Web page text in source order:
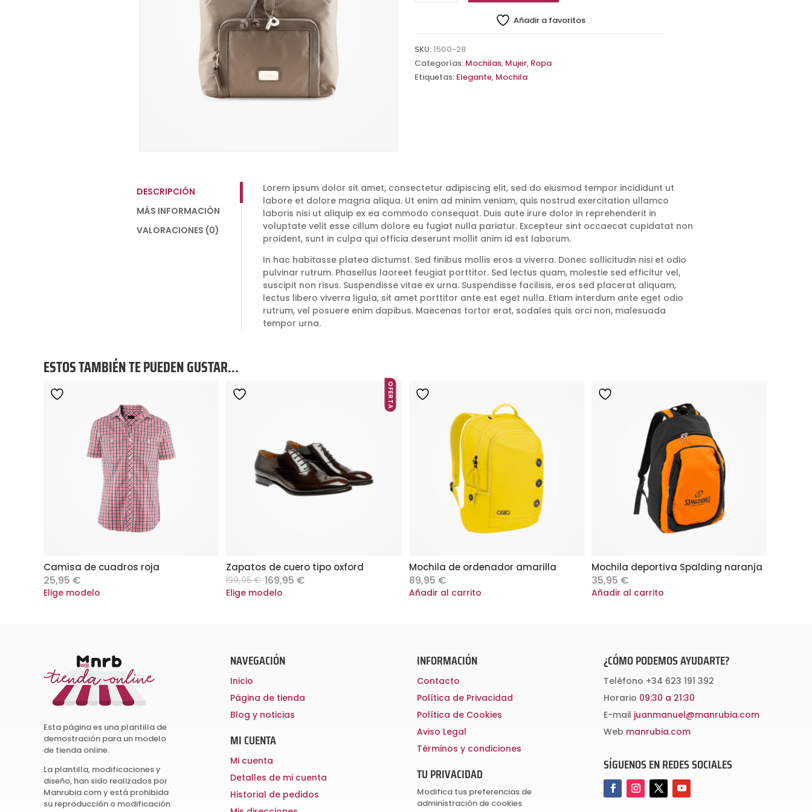
Añadir a favoritos
SKU: 1500-28
Categorías: Mochilas, Mujer, Ropa
Etiquetas: Elegante, Mochila
DESCRIPCIÓN
MÁS INFORMACIÓN
VALORACIONES (0)
Lorem ipsum dolor sit amet, consectetur adipiscing elit, sed do eiusmod tempor incididunt ut
labore et dolore magna aliqua. Ut enim ad minim veniam, quis nostrud exercitation ullamco
laboris nisi ut aliquip ex ea commodo consequat. Duis aute irure dolor in reprehenderit in
voluptate velit esse cillum dolore eu fugiat nulla pariatur. Excepteur sint occaecat cupidatat non
proident, sunt in culpa qui officia deserunt mollit anim id est laborum.
In hac habitasse platea dictumst. Sed finibus mollis eros a viverra. Donec sollicitudin nisi et odio
pulvinar rutrum. Phasellus laoreet feugiat porttitor. Sed lectus quam, molestie sed efficitur vel,
suscipit non risus. Suspendisse vitae ex urna. Suspendisse facilisis, eros sed placerat aliquam,
lectus libero viverra ligula, sit amet porttitor ante est eget nulla. Etiam interdum ante eget odio
rutrum, vel posuere enim dapibus. Maecenas tortor erat, sodales quis orci non, malesuada
tempor urna.
ESTOS TAMBIÉN TE PUEDEN GUSTAR...
Camisa de cuadros roja
25,95 €
Elige modelo
variantes.
Las
opciones
se
elegir
en
la
página
de
OFERTA
Zapatos de cuero tipo oxford
199,95€ Original
price
169,95 €
Elige modelo
variantes.
se
pueden
página
de
Mochila de ordenador amarilla
89,95 €
Añadir al carrito
Mochila deportiva Spalding naranja
35,95 €
Añadir al carrito
Esta página es una plantilla de
demostración para un modelo
de tienda online.
La plantilla, modificaciones y
diseño, han sido realizados por
Manrubia.com y está prohibida
su reproducción o modificación
NAVEGACIÓN
Inicio
Página de tienda
Blog y noticias
MI CUENTA
Mi cuenta
Detalles de mi cuenta
Historial de pedidos
INFORMACIÓN
Contacto
Política de Privacidad
Política de Cookies
Aviso Legal
Términos y condiciones
TU PRIVACIDAD
Modifica tus preferencias de
administración de cookies
¿CÓMO PODEMOS AYUDARTE?
Teléfono +34 623 191 392
Horario 09:30 a 21:30
E-mail juanmanuel@manrubia.com
Web manrubia.com
SÍGUENOS EN REDES SOCIALES